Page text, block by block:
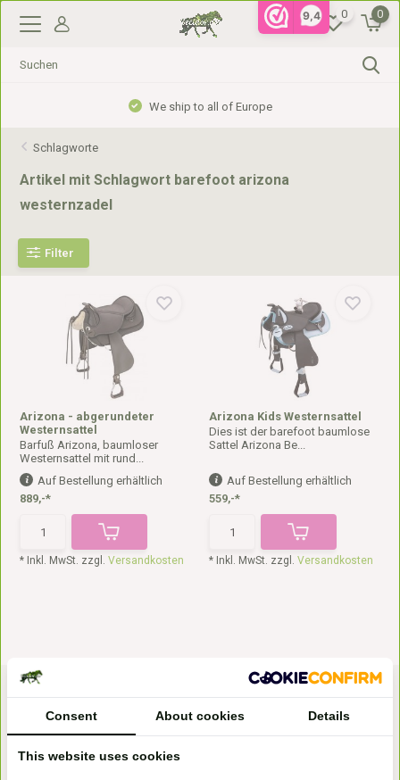
9,4 0 0
We ship to all of Europe
Schlagworte
Artikel mit Schlagwort barefoot arizona
westernzadel
Filter
Arizona - abgerundeter
Westernsattel
Barfuß Arizona, baumloser
Westernsattel mit rund...
Auf Bestellung erhältlich
889,-*
* Inkl. MwSt. zzgl.Versandkosten
Arizona Kids Westernsattel
Dies ist der barefoot baumlose
Sattel Arizona Be...
Auf Bestellung erhältlich
559,-*
* Inkl. MwSt. zzgl. Versandkosten
Consent About cookies Details
This website uses cookies